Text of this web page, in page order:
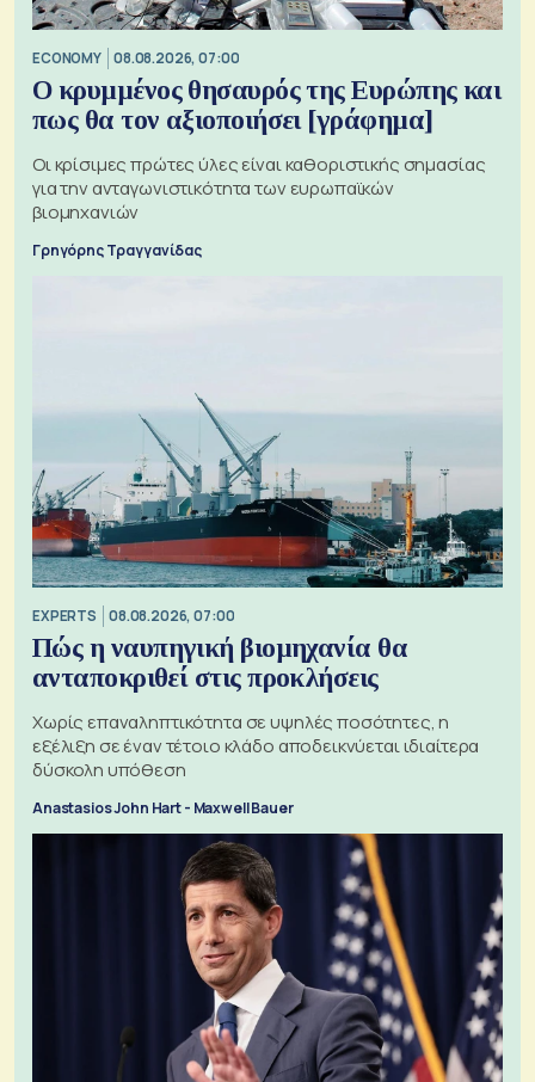
ECONOMY 08.08.2026, 07:00
Ο κρυμμένος θησαυρός της Ευρώπης και
πως θα τον αξιοποιήσει [γράφημα]
Οι κρίσιμες πρώτες ύλες είναι καθοριστικής σημασίας
για την ανταγωνιστικότητα των ευρωπαϊκών
βιομηχανιών
Γρηγόρης Τραγγανίδας
EXPERTS 08.08.2026, 07:00
Πώς η ναυπηγική βιομηχανία θα
ανταποκριθεί στις προκλήσεις
Χωρίς επαναληπτικότητα σε υψηλές ποσότητες, η
εξέλιξη σε έναν τέτοιο κλάδο αποδεικνύεται ιδιαίτερα
δύσκολη υπόθεση
Anastasios John Hart - Maxwell Bauer